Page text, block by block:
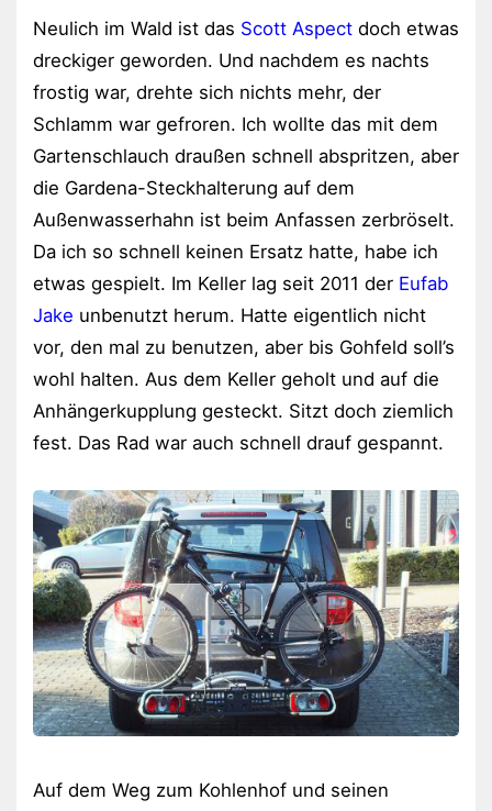
Neulich im Wald ist das Scott Aspect doch etwas
dreckiger geworden. Und nachdem es nachts
frostig war, drehte sich nichts mehr, der
Schlamm war gefroren. Ich wollte das mit dem
Gartenschlauch draußen schnell abspritzen, aber
die Gardena-Steckhalterung auf dem
Außenwasserhahn ist beim Anfassen zerbröselt.
Da ich so schnell keinen Ersatz hatte, habe ich
etwas gespielt. Im Keller lag seit 2011 der Eufab
Jake unbenutzt herum. Hatte eigentlich nicht
vor, den mal zu benutzen, aber bis Gohfeld soll’s
wohl halten. Aus dem Keller geholt und auf die
Anhängerkupplung gesteckt. Sitzt doch ziemlich
fest. Das Rad war auch schnell drauf gespannt.
Auf dem Weg zum Kohlenhof und seinen